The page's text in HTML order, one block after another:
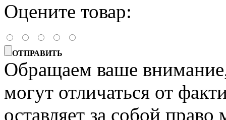
Оцените товар:
ОТПРАВИТЬ
Обращаем ваше
могут отличаться от
оставляет за собой право